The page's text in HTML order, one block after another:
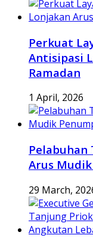
Perkuat
Antisipasi
Ramadan
1 April, 2026
Pelabuhan
Arus
29 March,